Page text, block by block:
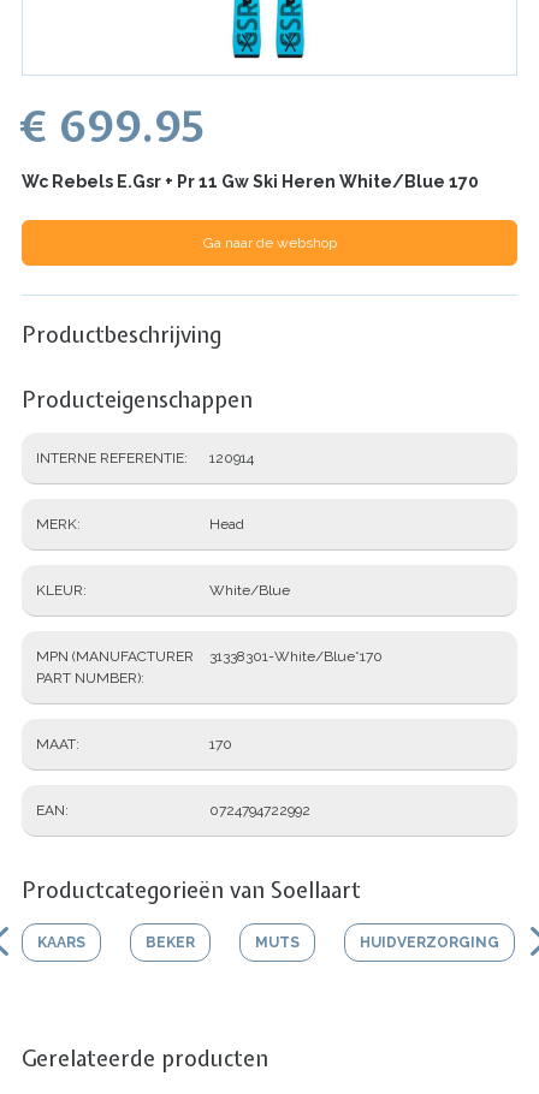
€ 699.95
Wc Rebels E.Gsr + Pr 11 Gw Ski Heren White/Blue 170
Ga naar de webshop
Productbeschrijving
Producteigenschappen
INTERNE REFERENTIE 120914
MERK Head
KLEUR White/Blue
MPN (MANUFACTURER
PART NUMBER)
31338301-White/Blue*170
MAAT 170
EAN 0724794722992
Productcategorieën van Soellaart
KAARS BEKER MUTS HUIDVERZORGING
Gerelateerde producten